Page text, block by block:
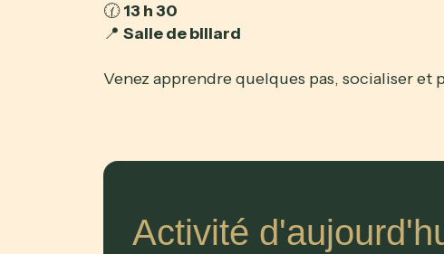
🕜13 h 30
📍 Salle de billard
Venez apprendre quelques pas, socialiser
Activité